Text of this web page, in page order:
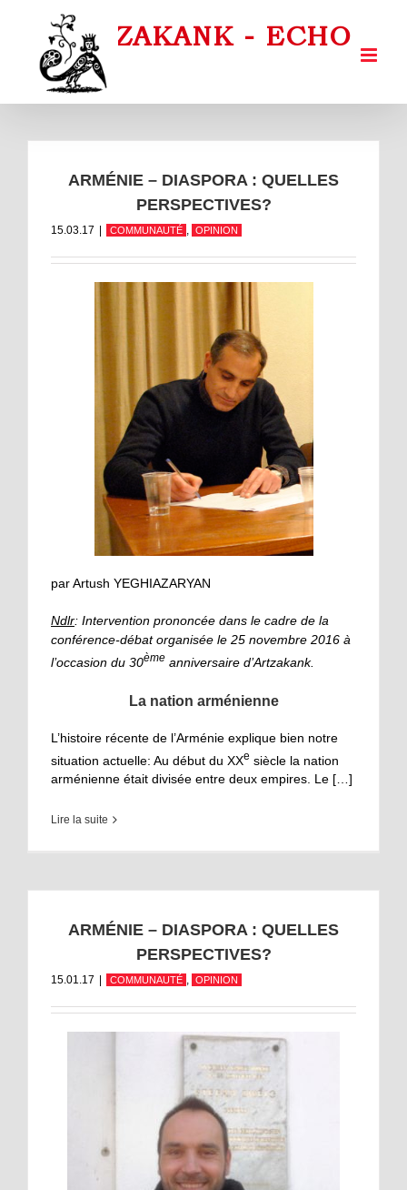
ARMÉNIE – DIASPORA : QUELLES
PERSPECTIVES?
15.03.17 COMMUNAUTÉ , OPINION
par Artush YEGHIAZARYAN
Ndlr: Intervention prononcée dans le cadre de la
conférence-débat organisée le 25 novembre 2016 à
l’occasion du 30ème anniversaire d’Artzakank.
La nation arménienne
L’histoire récente de l’Arménie explique bien notre
situation actuelle: Au début du XXe siècle la nation
arménienne était divisée entre deux empires. Le […]
Lire la suite
ARMÉNIE – DIASPORA : QUELLES
PERSPECTIVES?
15.01.17 COMMUNAUTÉ , OPINION